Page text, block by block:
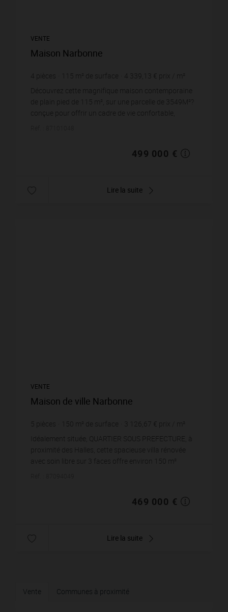
VENTE
Maison Narbonne
4 pièces 115 m² de surface 4 339,13 € prix / m²
Découvrez cette magnifique maison contemporaine
de plain pied de 115 m², sur une parcelle de 3549M²?
conçue pour offrir un cadre de vie confortable,
499 000 €
Lire la suite
VENTE
Maison de ville Narbonne
5 pièces 150 m² de surface 3 126,67 € prix / m²
Idéalement située, QUARTIER SOUS PREFECTURE, à
proximité des Halles, cette spacieuse villa rénovée
avec soin libre sur 3 faces offre environ 150 m²
469 000 €
Lire la suite
Vente Communes à proximité